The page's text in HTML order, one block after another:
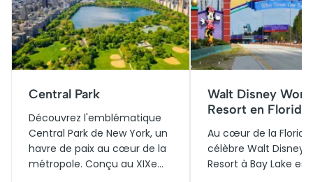
Central Park
Découvrez l'emblématique
Central Park de New York, un
havre de paix au cœur de la
métropole. Conçu au XIXe
Walt Disney
Resort en Floride
Au cœur de la
célèbre Walt Disney
Resort à Bay Lake